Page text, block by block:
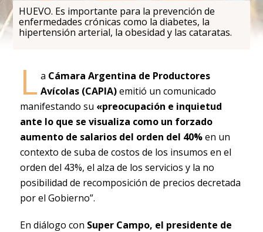
HUEVO. Es importante para la prevención de
enfermedades crónicas como la diabetes, la
hipertensión arterial, la obesidad y las cataratas.
L a Cámara Argentina de Productores
Avícolas (CAPIA)emitió un comunicado
manifestando su «preocupación e inquietud
ante lo que se visualiza como un forzado
aumento de salarios del orden del 40%en un
contexto de suba de costos de los insumos en el
orden del 43%, el alza de los servicios y la no
posibilidad de recomposición de precios decretada
por el Gobierno”.
En diálogo con Super Campo, el presidente de